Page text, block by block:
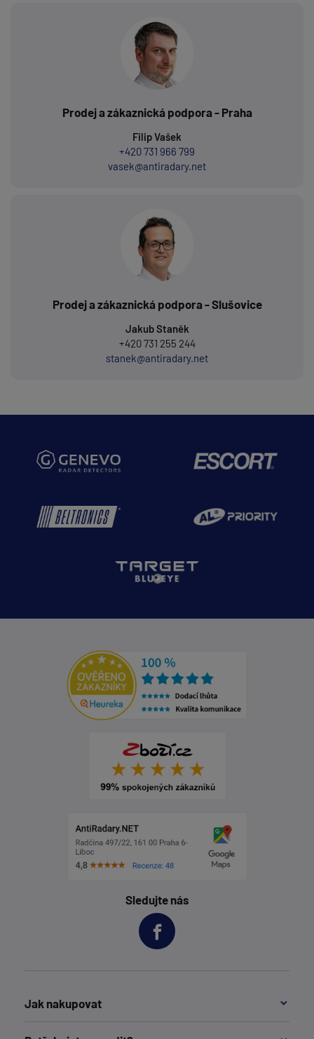
Prodej a zákaznická podpora - Praha
Filip Vašek
+420 731 966 799
vasek@antiradary.net
Prodej a zákaznická podpora - Slušovice
Jakub Staněk
+420 731 255 244
stanek@antiradary.net
Sledujte nás
Jak nakupovat